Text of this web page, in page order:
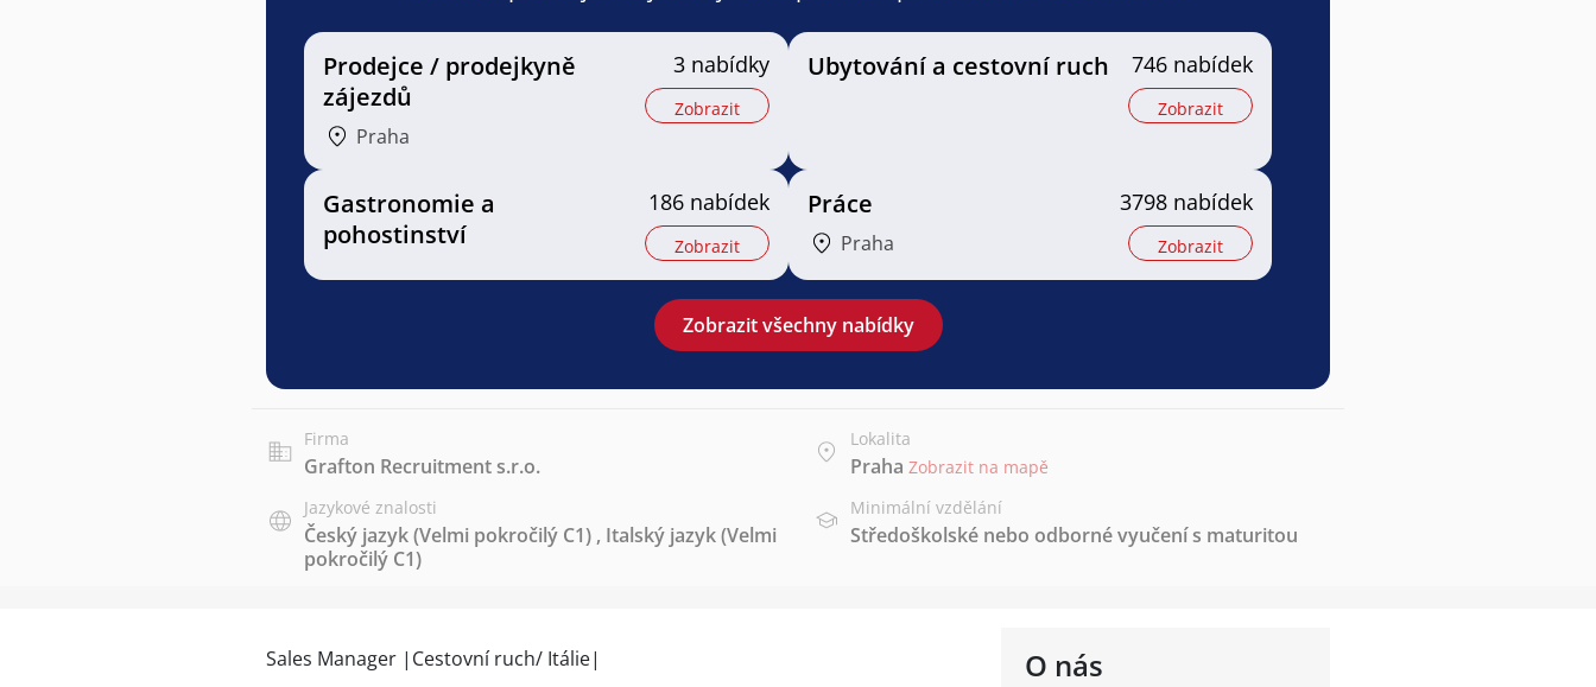
Prodejce / prodejkyně
zájezdů
Praha
3 nabídky
Zobrazit
Ubytování a cestovní ruch 746 nabídek
Zobrazit
Gastronomie a
pohostinství
186 nabídek
Zobrazit
Práce
Praha
3798 nabídek
Zobrazit
Zobrazit všechny nabídky
Firma
Grafton Recruitment s.r.o.
Lokalita
Praha Zobrazit na mapě
Jazykové znalosti
Český jazyk(Velmi pokročilý C1) , Italský jazyk(Velmi
pokročilý C1)
Minimální vzdělání
Středoškolské nebo odborné vyučení s maturitou
O nás
Sales Manager |Cestovní ruch/ Itálie|